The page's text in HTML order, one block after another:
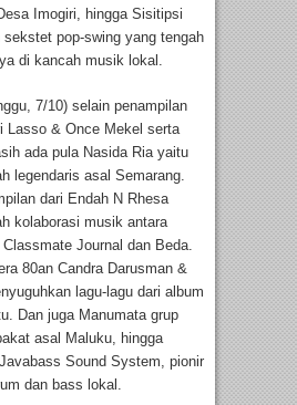
Imogiri, hingga Sisitipsi
sekstet pop-swing yang tengah
di kancah musik lokal.
7/10) selain penampilan
Lasso & Once Mekel serta
ada pula Nasida Ria yaitu
legendaris asal Semarang.
dari Endah N Rhesa
kolaborasi musik antara
Journal dan Beda.
80an Candra Darusman &
lagu-lagu dari album
Dan juga Manumata grup
asal Maluku, hingga
Sound System, pionir
dan bass lokal.